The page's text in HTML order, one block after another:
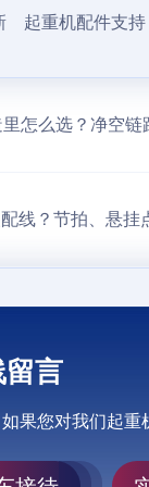
起重机配件支持
怎么选？净空
线？节拍、悬挂
言
果您对我们起